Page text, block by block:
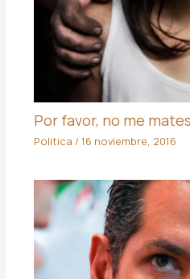
Por favor, no me
Politica / 16 noviembre, 2016